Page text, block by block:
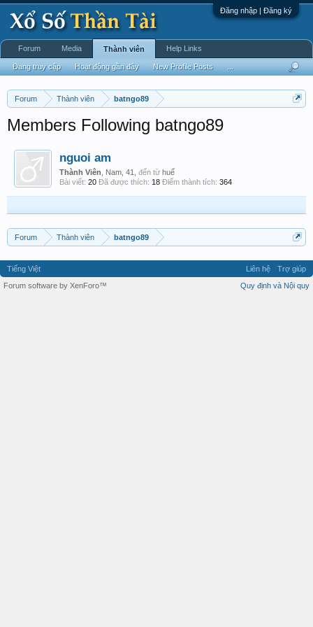
Đăng nhập | Đăng ký
Forum Thành viên batngo89
Members Following batngo89
nguoi am
Thành Viên , Nam, 41, đến từ huế
Bài viết: 20 Đã được thích: 18 Điểm thành tích: 364
Forum Thành viên batngo89
Forum Media Thành viên
Đang truy cập Hoạt động gần đây New Profile Posts
Help Links
Tiếng Việt Liên hệ
Trợ giúp
Quy định và Nội quy
Forum software by XenForo™